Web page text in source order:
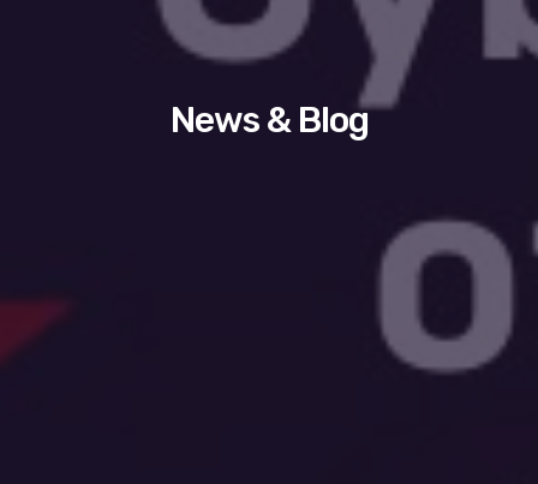
News & Blog